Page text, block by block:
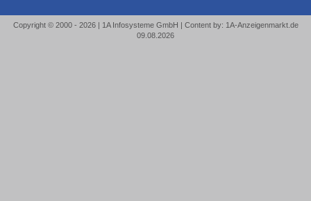
Copyright © 2000 - 2026 | 1A Infosysteme GmbH | Content by: 1A-Anzeigenmarkt.de
09.08.2026